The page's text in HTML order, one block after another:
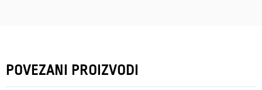
POVEZANI PROIZVODI